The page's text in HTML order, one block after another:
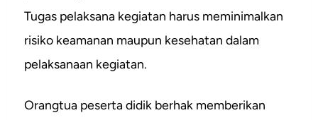
Tugas pelaksana kegiatan harus meminimalkan
risiko keamanan maupun kesehatan dalam
pelaksanaan kegiatan.
Orangtua peserta didik berhak memberikan